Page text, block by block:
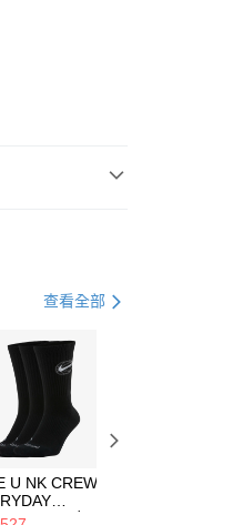
AFTEE先享後
帳。
可透過四大超商
成。
取消訂單，請聯
查看全部
U NK CREW
3PR 男女